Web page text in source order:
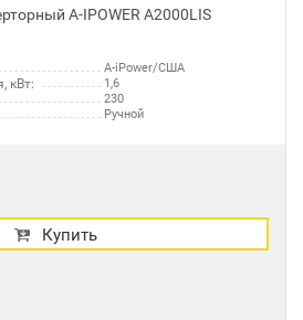
A-IPOWER A2000LIS
A-iPower/США
кВт: 1,6
230
Ручной
Купить